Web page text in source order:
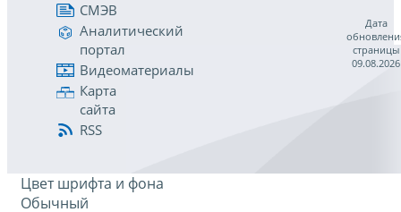
СМЭВ
Аналитический
портал
Видеоматериалы
Карта
сайта
RSS
Дата
страницы
09.08.2026
Цвет шрифта и фона
Обычный